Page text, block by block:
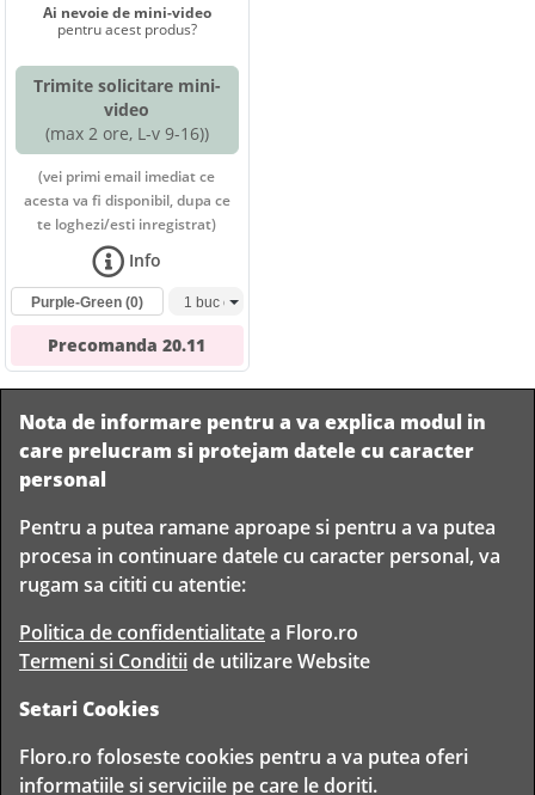
Ai nevoie de mini-video
pentru acest produs?
Trimite solicitare mini-
video
(max 2 ore, L-v 9-16))
(vei primi email imediat ce
acesta va fi disponibil, dupa ce
te loghezi/esti inregistrat)
Info
Purple-Green (0)
Precomanda20.11
Livrare
rapida
Livram in
orice
Romania
Garantam
TIMP PENTRU
FLORISTI
Nota de informare pentru a va explica modul in
care prelucram si protejam datele cu caracter
personal
Pentru a putea ramane aproape si pentru a va putea
procesa in continuare datele cu caracter personal, va
rugam sa cititi cu atentie:
Politica de confidentialitatea Floro.ro
Termeni si Conditiide utilizare Website
Setari Cookies
Floro.ro foloseste cookies pentru a va putea oferi
informatiile si serviciile pe care le doriti.